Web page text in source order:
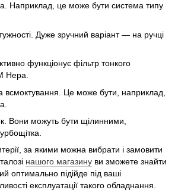
Наприклад, це може бути система типу
Дуже зручний варіант — на ручці
функціонує фільтр тонкого
Hepa.
всмоктування. Це може бути, наприклад,
Вони можуть бути щілинними,
за якими можна вибрати і замовити
нашого магазину ви зможете знайти
оптимально підійде під ваші
експлуатації такого обладнання.